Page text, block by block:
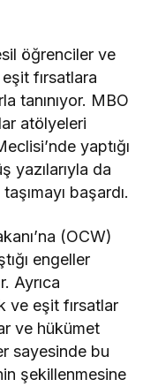
öğrenciler ve
fırsatlara
tanınıyor. MBO
atölyeleri
yaptığı
yazılarıyla da
başardı.
(OCW)
engeller
Ayrıca
ve eşit fırsatlar
ve hükümet
sayesinde bu
şekillenmesine